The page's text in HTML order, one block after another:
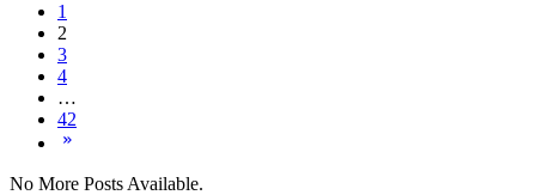
1
2
3
4
…
42
No More Posts Available.